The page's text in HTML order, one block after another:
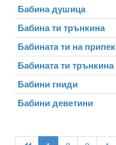
Бабина душица
Бабина ти трънкина
Бабината ти на припек
Бабината ти трънкина
Бабини гниди
Бабини деветини